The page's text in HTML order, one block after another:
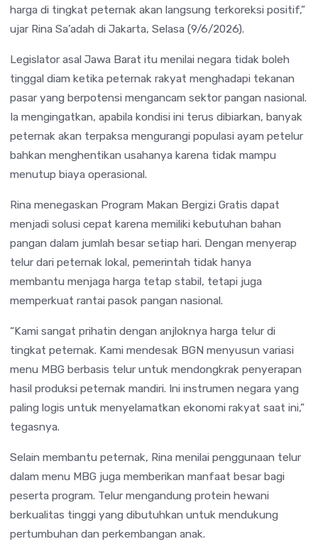
harga di tingkat peternak akan langsung terkoreksi positif,”
ujar Rina Sa’adah di Jakarta, Selasa (9/6/2026).
Legislator asal Jawa Barat itu menilai negara tidak boleh
tinggal diam ketika peternak rakyat menghadapi tekanan
pasar yang berpotensi mengancam sektor pangan nasional.
Ia mengingatkan, apabila kondisi ini terus dibiarkan, banyak
peternak akan terpaksa mengurangi populasi ayam petelur
bahkan menghentikan usahanya karena tidak mampu
menutup biaya operasional.
Rina menegaskan Program Makan Bergizi Gratis dapat
menjadi solusi cepat karena memiliki kebutuhan bahan
pangan dalam jumlah besar setiap hari. Dengan menyerap
telur dari peternak lokal, pemerintah tidak hanya
membantu menjaga harga tetap stabil, tetapi juga
memperkuat rantai pasok pangan nasional.
“Kami sangat prihatin dengan anjloknya harga telur di
tingkat peternak. Kami mendesak BGN menyusun variasi
menu MBG berbasis telur untuk mendongkrak penyerapan
hasil produksi peternak mandiri. Ini instrumen negara yang
paling logis untuk menyelamatkan ekonomi rakyat saat ini,”
tegasnya.
Selain membantu peternak, Rina menilai penggunaan telur
dalam menu MBG juga memberikan manfaat besar bagi
peserta program. Telur mengandung protein hewani
berkualitas tinggi yang dibutuhkan untuk mendukung
pertumbuhan dan perkembangan anak.